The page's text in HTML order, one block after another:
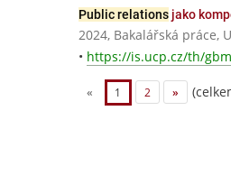
Public relations jako
2024, Bakalářská práce,
• https://is.ucp.cz/th/
« 1 2 »